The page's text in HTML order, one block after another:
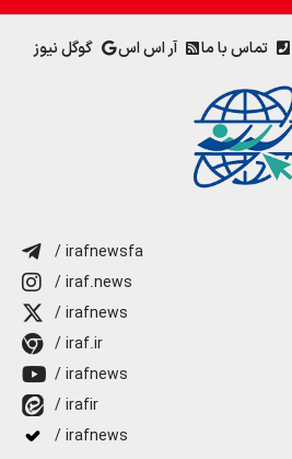
تماس با ما آر اس اس گوگل نیوز
/ irafnewsfa
/ iraf.news
/ irafnews
/ iraf.ir
/ irafnews
/ irafir
/ irafnews